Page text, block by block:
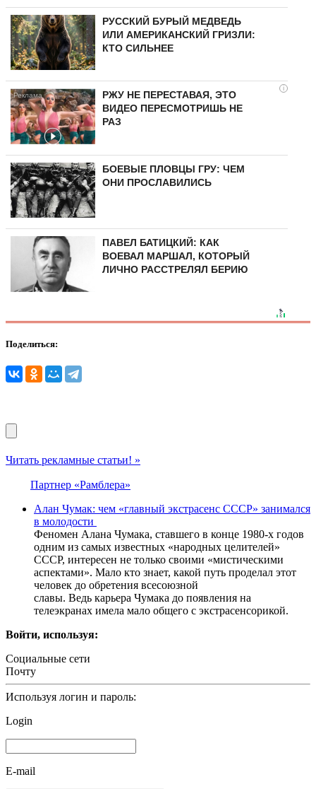
РУССКИЙ БУРЫЙ МЕДВЕДЬ
ИЛИ АМЕРИКАНСКИЙ ГРИЗЛИ:
КТО СИЛЬНЕЕ
i
РЖУ НЕ ПЕРЕСТАВАЯ, ЭТО
ВИДЕО ПЕРЕСМОТРИШЬ НЕ
РАЗ
БОЕВЫЕ ПЛОВЦЫ ГРУ: ЧЕМ
ОНИ ПРОСЛАВИЛИСЬ
ПАВЕЛ БАТИЦКИЙ: КАК
ВОЕВАЛ МАРШАЛ, КОТОРЫЙ
ЛИЧНО РАССТРЕЛЯЛ БЕРИЮ
Поделиться:
Читать рекламные статьи! »
Партнер «Рамблера»
Алан Чумак: чем «главный экстрасенс СССР» занимался
в молодости
Феномен Алана Чумака, ставшего в конце 1980-х годов
одним из самых известных «народных целителей»
СССР, интересен не только своими «мистическими
аспектами». Мало кто знает, какой путь проделал этот
человек до обретения всесоюзной
славы. Ведь карьера Чумака до появления на
телеэкранах имела мало общего с экстрасенсорикой.
Войти, используя:
Социальные сети
Почту
Используя логин и пароль:
Login
E-mail